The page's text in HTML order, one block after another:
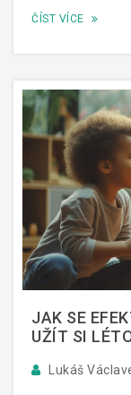
šestou nemoc a
ČÍST VÍCE
JAK SE
UŽÍT SI
Lukáš